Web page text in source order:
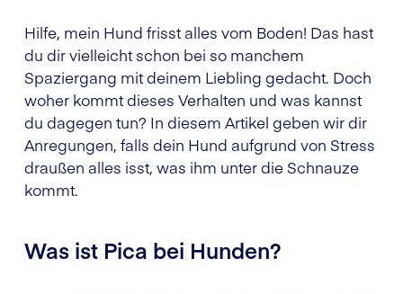
Hilfe, mein Hund frisst alles vom Boden! Das hast
du dir vielleicht schon bei so manchem
Spaziergang mit deinem Liebling gedacht. Doch
woher kommt dieses Verhalten und was kannst
du dagegen tun? In diesem Artikel geben wir dir
Anregungen, falls dein Hund aufgrund von Stress
draußen alles isst, was ihm unter die Schnauze
kommt.
Was ist Pica bei Hunden?